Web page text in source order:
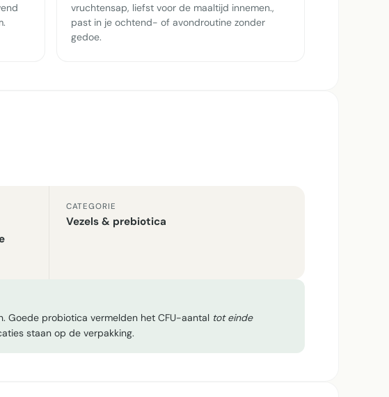
vruchtensap, liefst voor de maaltijd innemen.,
past in je ochtend- of avondroutine zonder
gedoe.
CATEGORIE
Vezels & prebiotica
Goede probiotica vermelden het CFU-aantal tot einde
staan op de verpakking.